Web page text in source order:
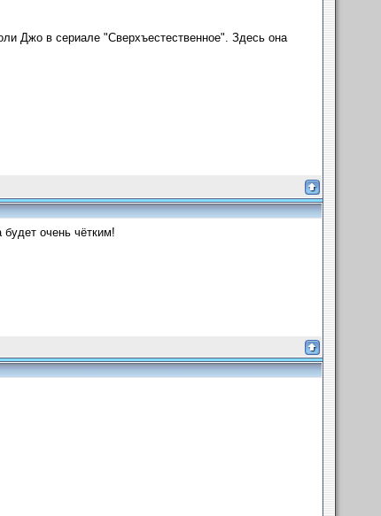
Джо в сериале "Сверхъестественное". Здесь она
очень чётким!